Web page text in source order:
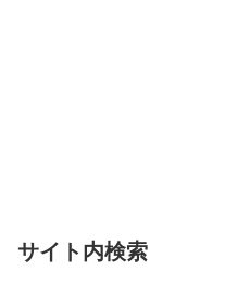
サイト内検索